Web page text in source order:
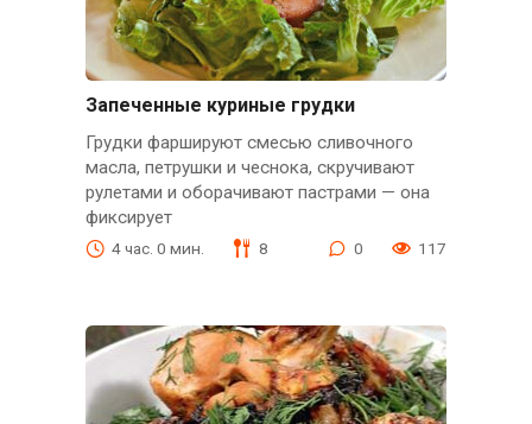
Запеченные куриные грудки
Грудки фаршируют смесью сливочного
масла, петрушки и чеснока, скручивают
рулетами и оборачивают пастрами — она
фиксирует
4 час. 0 мин. 8 0 117